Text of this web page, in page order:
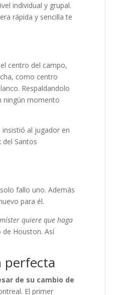
individual y grupal.
rápida y sencilla te
centro del campo,
como centro
Respaldandolo
ningún momento
insistió al jugador en
del Santos
fallo uno. Además
para él.
quiere que haga
Houston. Así
perfecta
de su cambio de
El primer